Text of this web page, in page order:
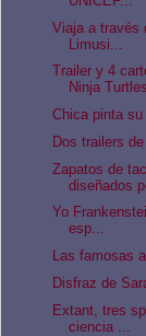
Viaja a través
Limusi...
Trailer y 4
Ninja Turtles
Chica pinta su
Dos trailers
Zapatos de
diseñados
Yo
esp...
Las famosas
Disfraz de
Extant, tres
ciencia ...